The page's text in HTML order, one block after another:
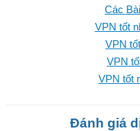
Các
VPN tốt
VPN
VPN
VPN tốt
Đánh giá